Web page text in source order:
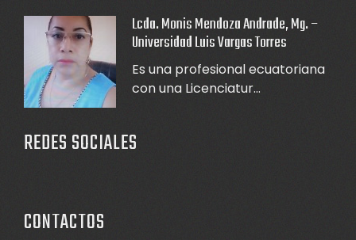
Lcda. Monis Mendoza Andrade, Mg. –
Universidad Luis Vargas Torres
Es una profesional ecuatoriana
con una Licenciatur...
REDES SOCIALES
CONTACTOS